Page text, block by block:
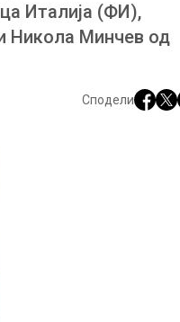
Италија (ФИ),
Никола Минчев од
Сподели